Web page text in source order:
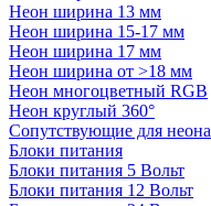
Неон ширина 13 мм
Неон ширина 15-17 мм
Неон ширина 17 мм
Неон ширина от >18 мм
Неон многоцветный RGB
Неон круглый 360°
Сопутствующие для неона
Блоки питания
Блоки питания 5 Вольт
Блоки питания 12 Вольт